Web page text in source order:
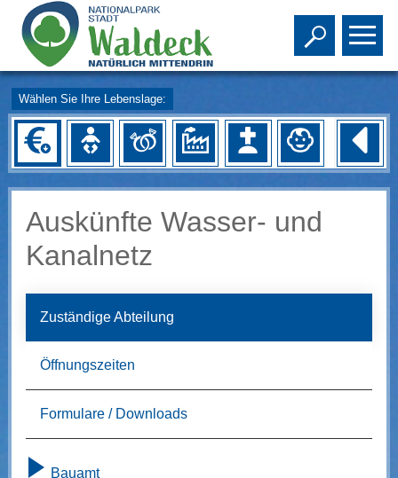
Toggle
Wählen Sie Ihre Lebenslage:
Auskünfte Wasser- und
Kanalnetz
Zuständige Abteilung
Öffnungszeiten
Formulare / Downloads
Bauamt